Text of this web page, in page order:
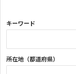
キーワード
所在地（都道府県）